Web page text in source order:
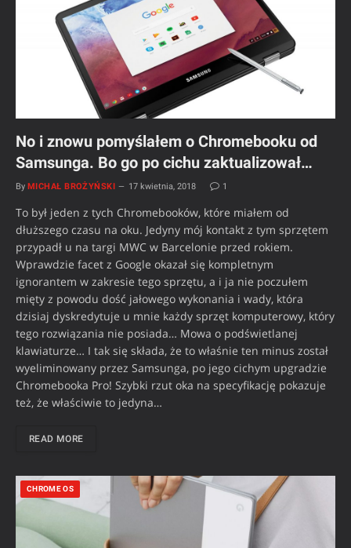
No i znowu pomyślałem o Chromebooku od
Samsunga. Bo go po cichu zaktualizował…
By MICHAŁ BROŻYŃSKI 17 kwietnia, 2018 1
To był jeden z tych Chromebooków, które miałem od
dłuższego czasu na oku. Jedyny mój kontakt z tym sprzętem
przypadł u na targi MWC w Barcelonie przed rokiem.
Wprawdzie facet z Google okazał się kompletnym
ignorantem w zakresie tego sprzętu, a i ja nie poczułem
mięty z powodu dość jałowego wykonania i wady, która
dzisiaj dyskredytuje u mnie każdy sprzęt komputerowy, który
tego rozwiązania nie posiada… Mowa o podświetlanej
klawiaturze… I tak się składa, że to właśnie ten minus został
wyeliminowany przez Samsunga, po jego cichym upgradzie
Chromebooka Pro! Szybki rzut oka na specyfikację pokazuje
też, że właściwie to jedyna…
READ MORE
CHROME OS